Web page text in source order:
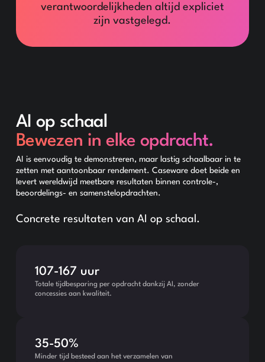
verantwoordelijkheden altijd expliciet
zijn vastgelegd.
AI op schaal
Bewezen in elke opdracht.
AI is eenvoudig te demonstreren, maar lastig schaalbaar in te
zetten met aantoonbaar rendement. Caseware doet beide en
levert wereldwijd meetbare resultaten binnen controle-,
beoordelings- en samenstelopdrachten.
Concrete resultaten van AI op schaal.
107-167 uur
Totale tijdbesparing per opdracht dankzij AI, zonder
concessies aan kwaliteit.
35-50%
Minder tijd besteed aan het verzamelen van